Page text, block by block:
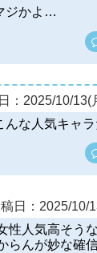
ジかよ…
：2025/10/13(
んな人気キャ
日：2025/10/
性人気高そう
らんが妙な確